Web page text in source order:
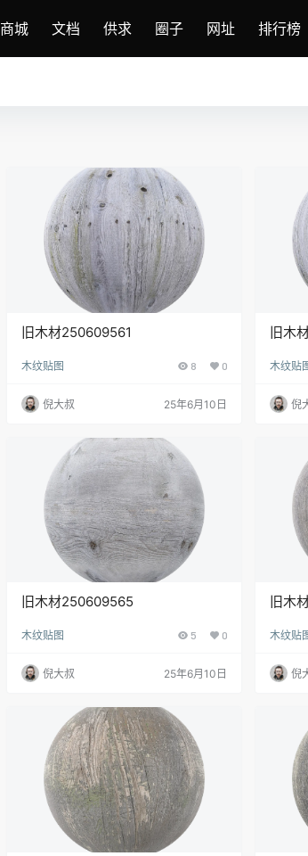
商城 文档 供求 圈子 网址 排行榜
旧木材250609561
木纹贴图 8 0
倪大叔 25年6月10日
旧木
木纹贴
倪
旧木材250609565
木纹贴图 5 0
倪大叔 25年6月10日
旧木
木纹贴
倪